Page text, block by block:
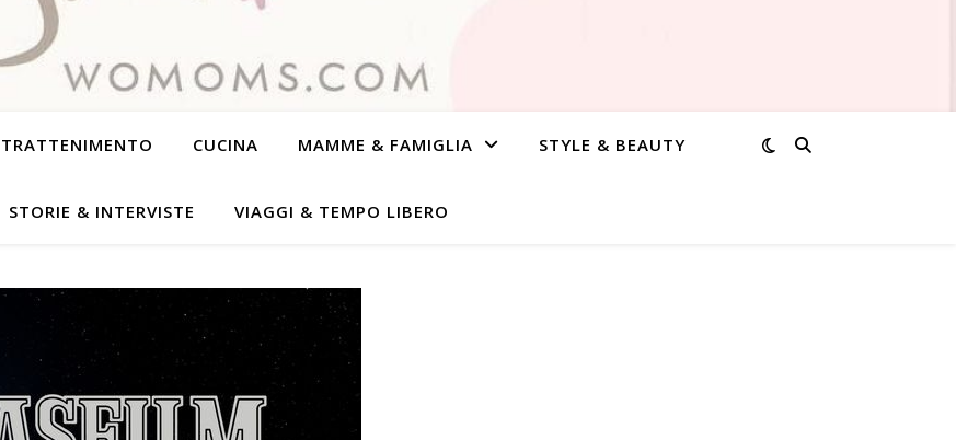
CUCINA MAMME & FAMIGLIA STYLE & BEAUTY
STORIE & INTERVISTE VIAGGI & TEMPO LIBERO